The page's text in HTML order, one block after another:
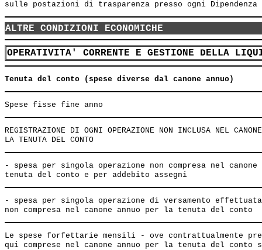
ALTRE CONDIZIONI ECONOMICHE
OPERATIVITA' CORRENTE E GESTIONE DELLA
Tenuta del conto (spese diverse dal canone annuo)
REGISTRAZIONE DI OGNI OPERAZIONE NON INCLUSA NEL
- spesa per singola operazione non compresa nel
- spesa per singola operazione di versamento
Le spese forfettarie mensili - ove contrattualmente
qui comprese nel canone annuo per la tenuta del conto